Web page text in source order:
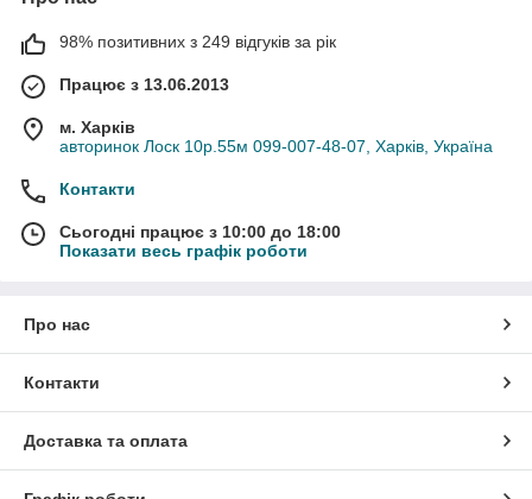
98% позитивних з 249 відгуків за рік
Працює з 13.06.2013
м. Харків
авторинок Лоск 10р.55м 099-007-48-07, Харків, Україна
Контакти
Сьогодні працює з 10:00 до 18:00
Показати весь графік роботи
Про нас
Контакти
Доставка та оплата